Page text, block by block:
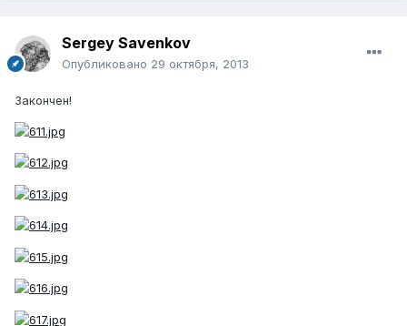
Sergey Savenkov
Опубликовано 29 октября, 2013
Закончен!